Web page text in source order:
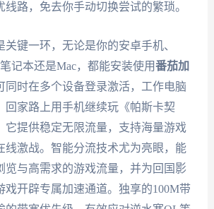
线路，免去你手动切换尝试的繁琐。
关键一环，无论是你的安卓手机、
记本还是Mac，都能安装使用番茄加
同时在多个设备登录激活，工作电脑
回家路上用手机继续玩《帕斯卡契
它提供稳定无限流量，支持海量游戏
线激战。智能分流技术尤为亮眼，能
览与高需求的游戏流量，并为回国影
戏开辟专属加速通道。独享的100M带